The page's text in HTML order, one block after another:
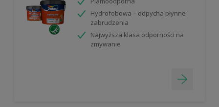
Hydrofobowa – odpycha płynne
zabrudzenia
Najwyższa klasa odporności na
zmywanie